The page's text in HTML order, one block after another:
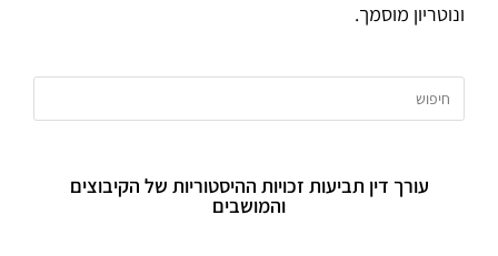
ונוטריון מוסמך.
עורך דין תביעות זכויות ההיסטוריות של הקיבוצים
והמושבים